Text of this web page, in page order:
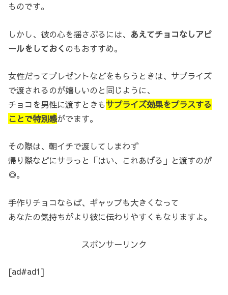
ものです。
しかし、彼の心を揺さぶるには、 あえてチョコなしアピ
ールをしておく のもおすすめ。
女性だってプレゼントなどをもらうときは、サプライズ
で渡されるのが嬉しいのと同じように、
チョコを男性に渡すときもサプライズ効果をプラスする
ことで特別感がでます。
その際は、朝イチで渡してしまわず
帰り際などにサラっと「はい、これあげる」と渡すのが
◎。
手作りチョコならば、ギャップも大きくなって
あなたの気持ちがより彼に伝わりやすくもなりますよ。
スポンサーリンク
[ad#ad1]